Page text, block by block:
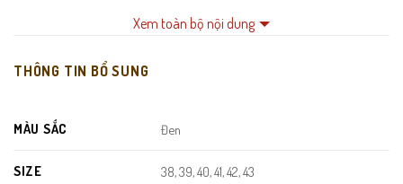
Mũi boot bo tròn vừa phải, tạo cảm giác gọn gàng nhưng vẫn
Lót trong êm ái, hạn chế hầm bí, hỗ trợ mang lâu không khó chịu.
Đế cao su chắc chắn, chống trơn trượt, tăng độ bám và giảm
Xem toàn bộ nội dung
THÔNG TIN BỔ SUNG
MÀU SẮC Đen
SIZE 38, 39, 40, 41, 42, 43